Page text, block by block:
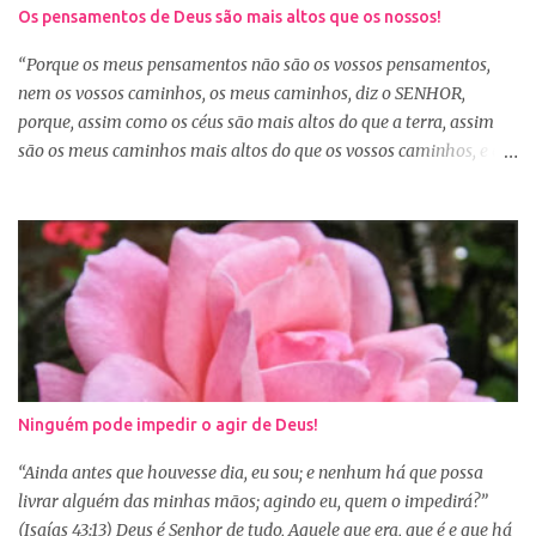
sabemos que Deus é perfeito e tem o melhor para nós. Consagrar
tudo a Deus e fazer a Sua vontade, é a garantia de que tudo dará
certo. Logo pela manhã, consagre s...
Os pensamentos de Deus são mais altos que os nossos!
“Porque os meus pensamentos não são os vossos pensamentos,
nem os vossos caminhos, os meus caminhos, diz o SENHOR,
porque, assim como os céus são mais altos do que a terra, assim
são os meus caminhos mais altos do que os vossos caminhos, e os
poderemos ser surpreendidos ou decepcionados com a maneira de
Deus agir. Deus não age conforme a ótica humana. Às vezes
pedimos algo a Deus sem saber se é a vontade d’Ele para nossa
vida, claro que podemos pedir, mas a vontade de Deus sempre
prevalecerá. Nem sempre, a nossa vontade é a vontade de Deus,
mas a Palavra nos garante que os caminhos e os pensamentos de
Deus são bem maiores que os nossos, se é assim, fiquemos
tranquilas, pois tudo que vem de Deus é bom. Porém, se Deus
entregar o governo da nossa vida a nós, ou seja, deixar que a nossa
vontade prevaleça, vamos acabar infelizes e frustradas, porque só
Ele sabe o que...
Ninguém pode impedir o agir de Deus!
“Ainda antes que houvesse dia, eu sou; e nenhum há que possa
livrar alguém das minhas mãos; agindo eu, quem o impedirá?”
(Isaías 43:13) Deus é Senhor de tudo, Aquele que era, que é e que há